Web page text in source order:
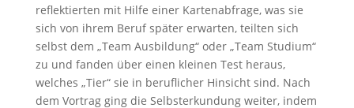
reflektierten mit Hilfe einer Kartenabfrage, was sie
sich von ihrem Beruf später erwarten, teilten sich
selbst dem „Team Ausbildung“ oder „Team Studium“
zu und fanden über einen kleinen Test heraus,
welches „Tier“ sie in beruflicher Hinsicht sind. Nach
dem Vortrag ging die Selbsterkundung weiter, indem